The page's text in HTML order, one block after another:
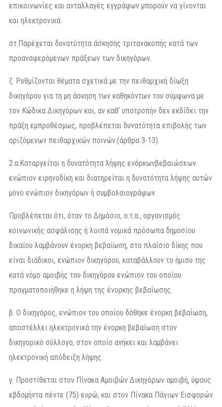
επικοινωνίες και ανταλλαγές εγγράφων μπορούν να γίνονται
και ηλεκτρονικά.
στ.Παρέχεται δυνατότητα άσκησης τριτανακοπής κατά των
προαναφερόμενων πράξεων των δικηγόρων.
ζ. Ρυθμίζονται θέματα σχετικά με την πειθαρχική δίωξη
δικηγόρου για τη μη άσκηση των καθηκόντων του σύμφωνα με
τον Κώδικα Δικηγόρων και, αν καθ’ υποτροπήν δεν εκδίδει την
πράξη εμπροθέσμως, προβλέπεται δυνατότητα επιβολής των
οριζόμενων πειθαρχικών ποινών.(άρθρα 3-13)
2.α.Καταργείται η δυνατότητα λήψης ενόρκωνβεβαιώσεων
ενώπιον ειρηνοδίκη και διατηρείται η δυνατότητα λήψης αυτών
μόνο ενώπιον δικηγόρων ή συμβολαιογράφων.
Προβλέπεται ότι, όταν το Δημόσιο, ο.τ.α., οργανισμός
κοινωνικής ασφάλισης ή λοιπά νομικά πρόσωπα δημοσίου
δικαίου λαμβάνουν ένορκη βεβαίωση, στο πλαίσιο δίκης που
είναι διάδικοι, ενώπιον δικηγόρου, καταβάλλουν το ήμισυ της
κατά νόμο αμοιβής του δικηγόρου ενώπιον του οποίου
πραγματοποιήθηκε η λήψη της ένορκης βεβαίωσης.
β. Ο δικηγόρος, ενώπιον του οποίου δόθηκε ένορκη βεβαίωση,
αποστέλλει ηλεκτρονικά την ένορκη βεβαίωση στον
δικηγορικό σύλλογο, στον οποίο ανήκει και λαμβάνει
ηλεκτρονική απόδειξη λήψης.
γ. Προστίθεται στον Πίνακα Αμοιβών Δικηγόρων αμοιβή, ύψους
εβδομήντα πέντε (75) ευρώ, και στον Πίνακα Πάγιων Εισφορών